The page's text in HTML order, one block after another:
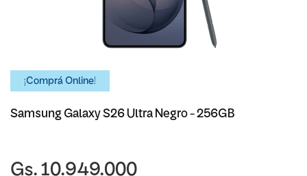
¡Comprá Online!
Samsung Galaxy S26 Ultra Negro - 256GB
Gs. 10.949.000